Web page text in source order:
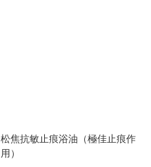
松焦抗敏止痕浴油（極佳止痕作
用）